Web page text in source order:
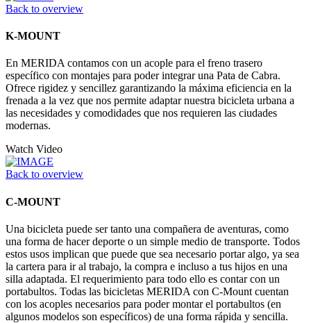
Back to overview
K-MOUNT
En MERIDA contamos con un acople para el freno trasero
específico con montajes para poder integrar una Pata de Cabra.
Ofrece rigidez y sencillez garantizando la máxima eficiencia en la
frenada a la vez que nos permite adaptar nuestra bicicleta urbana a
las necesidades y comodidades que nos requieren las ciudades
modernas.
Watch Video
Back to overview
C-MOUNT
Una bicicleta puede ser tanto una compañera de aventuras, como
una forma de hacer deporte o un simple medio de transporte. Todos
estos usos implican que puede que sea necesario portar algo, ya sea
la cartera para ir al trabajo, la compra e incluso a tus hijos en una
silla adaptada. El requerimiento para todo ello es contar con un
portabultos. Todas las bicicletas MERIDA con C-Mount cuentan
con los acoples necesarios para poder montar el portabultos (en
algunos modelos son específicos) de una forma rápida y sencilla.